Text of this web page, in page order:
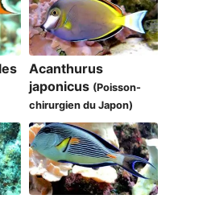
Acanthurus
japonicus (Poisson-
chirurgien du Japon)